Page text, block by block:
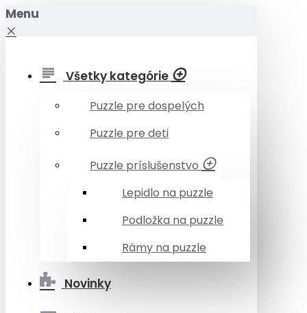
Menu
Všetky kategórie
Puzzle pre dospelých
Puzzle pre deti
Puzzle príslušenstvo
Lepidlo na puzzle
Podložka na puzzle
Rámy na puzzle
Novinky